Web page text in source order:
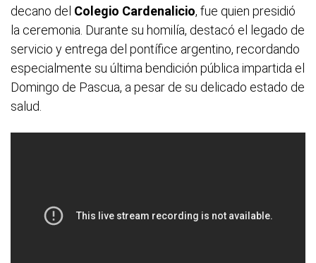
decano del Colegio Cardenalicio, fue quien presidió
la ceremonia. Durante su homilía, destacó el legado de
servicio y entrega del pontífice argentino, recordando
especialmente su última bendición pública impartida el
Domingo de Pascua, a pesar de su delicado estado de
salud.